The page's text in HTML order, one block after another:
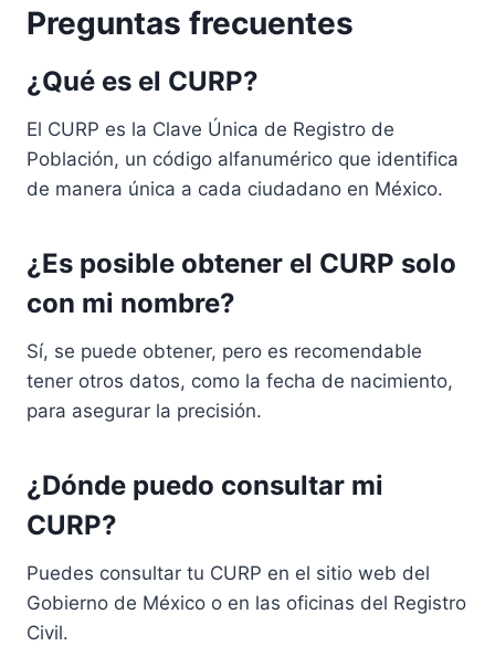
Preguntas frecuentes
¿Qué es el CURP?
El CURP es la Clave Única de Registro de
Población, un código alfanumérico que identifica
de manera única a cada ciudadano en México.
¿Es posible obtener el CURP solo
con mi nombre?
Sí, se puede obtener, pero es recomendable
tener otros datos, como la fecha de nacimiento,
para asegurar la precisión.
¿Dónde puedo consultar mi
CURP?
Puedes consultar tu CURP en el sitio web del
Gobierno de México o en las oficinas del Registro
Civil.